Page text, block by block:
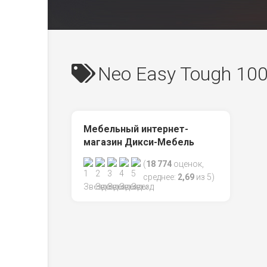
Neo Easy Tough
Мебельный интернет-
магазин Дикси-Мебель
(18 774 оценок,
среднее: 2,69 из 5)